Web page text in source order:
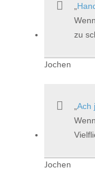
zu
Jochen
Ach
Jochen